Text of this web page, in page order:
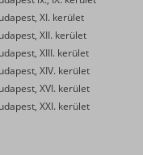
XI. kerület
XII. kerület
XIII. kerület
XIV. kerület
XVI. kerület
XXI. kerület